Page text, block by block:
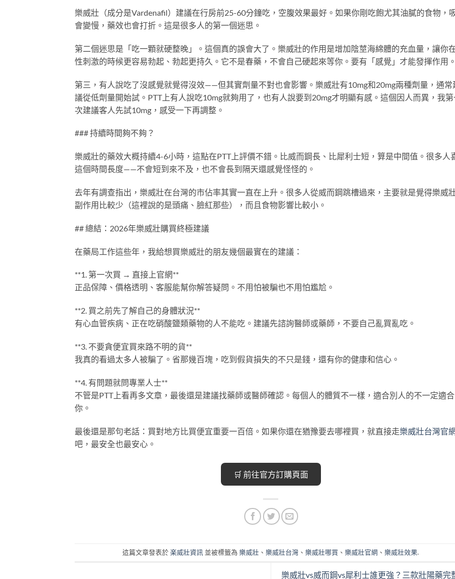
樂威壯（成分是Vardenafil）建議在行房前25-60分鐘吃，空腹效果最好。如果你剛吃飽尤其油膩的食物，
會變慢，藥效也會打折。這是很多人的第一個迷思。
第二個迷思是「吃一顆就硬整晚」。這個真的誤會大了。樂威壯的作用是增加陰莖海綿體的充血量，讓你
性刺激的時候更容易勃起、勃起更持久。它不是春藥，不會自己硬起來等你。要有「感覺」才能發揮作用
第三，有人說吃了沒感覺就覺得沒效——但其實劑量不對也會影響。樂威壯有10mg和20mg兩種劑量，通常
議從低劑量開始試。PTT上有人說吃10mg就夠用了，也有人說要到20mg才明顯有感。這個因人而異，我
次建議客人先試10mg，感受一下再調整。
### 持續時間夠不夠？
樂威壯的藥效大概持續4-6小時，這點在PTT上評價不錯。比威而鋼長、比犀利士短，算是中間值。很多人
這個時間長度——不會短到來不及，也不會長到隔天還感覺怪怪的。
去年有調查指出，樂威壯在台灣的市佔率其實一直在上升。很多人從威而鋼跳槽過來，主要就是覺得樂威
副作用比較少（這裡說的是頭痛、臉紅那些），而且食物影響比較小。
## 總結：2026年樂威壯購買終極建議
在藥局工作這些年，我給想買樂威壯的朋友幾個最實在的建議：
**1. 第一次買 → 直接上官網**
正品保障、價格透明、客服能幫你解答疑問。不用怕被騙也不用怕尷尬。
**2. 買之前先了解自己的身體狀況**
有心血管疾病、正在吃硝酸鹽類藥物的人不能吃。建議先諮詢醫師或藥師，不要自己亂買亂吃。
**3. 不要貪便宜買來路不明的貨**
我真的看過太多人被騙了。省那幾百塊，吃到假貨損失的不只是錢，還有你的健康和信心。
**4. 有問題就問專業人士**
不管是PTT上看再多文章，最後還是建議找藥師或醫師確認。每個人的體質不一樣，適合別人的不一定適合
你。
最後還是那句老話：買對地方比買便宜重要一百倍。如果你還在猶豫要去哪裡買，就直接走樂威壯台灣官
吧，最安全也最安心。
🛒 前往官方訂購頁面
這篇文章發表於楽威壯資訊 並被標籤為樂威壯 、樂威壯台灣 、樂威壯哪買 、樂威壯官網 、樂威壯效果.
樂威壯vs威而鋼vs犀利士誰更強？三款壯陽藥完